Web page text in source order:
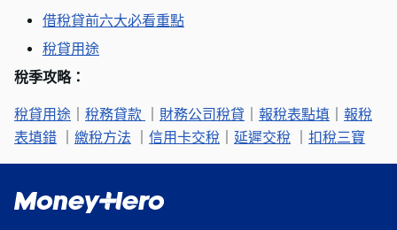
借稅貸前六大必看重點
稅貸用途
稅季攻略：
稅貸用途 稅務貸款 財務公司稅貸 報稅表點填
報稅
表填錯
繳稅方法 信用卡交稅 延遲交稅 扣稅三寶